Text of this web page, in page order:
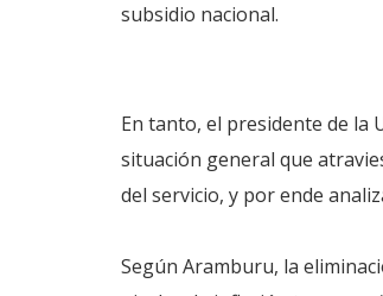
subsidio nacional.
En tanto, el presidente de la
situación general que
del servicio, y por ende
Según Aramburu, la